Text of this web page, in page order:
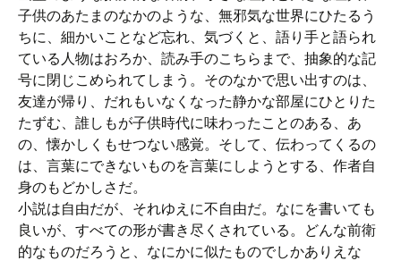
子供のあたまのなかのような、無邪気な世界にひたるう
ちに、細かいことなど忘れ、気づくと、語り手と語られ
ている人物はおろか、読み手のこちらまで、抽象的な記
号に閉じこめられてしまう。そのなかで思い出すのは、
友達が帰り、だれもいなくなった静かな部屋にひとりた
たずむ、誰しもが子供時代に味わったことのある、あ
の、懐かしくもせつない感覚。そして、伝わってくるの
は、言葉にできないものを言葉にしようとする、作者自
身のもどかしさだ。
小説は自由だが、それゆえに不自由だ。なにを書いても
良いが、すべての形が書き尽くされている。どんな前衛
的なものだろうと、なにかに似たものでしかありえな